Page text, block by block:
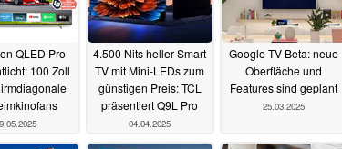
QLED Pro
100 Zoll
4.500 Nits heller Smart
TV mit Mini-LEDs zum
günstigen Preis: TCL
präsentiert Q9L Pro
04.04.2025
Google TV Beta: neue
Oberfläche und
Features sind geplant
25.03.2025